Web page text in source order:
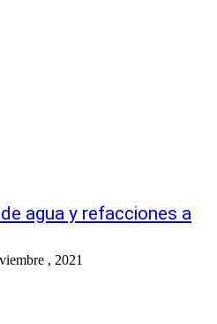
agua y refacciones a
, 2021